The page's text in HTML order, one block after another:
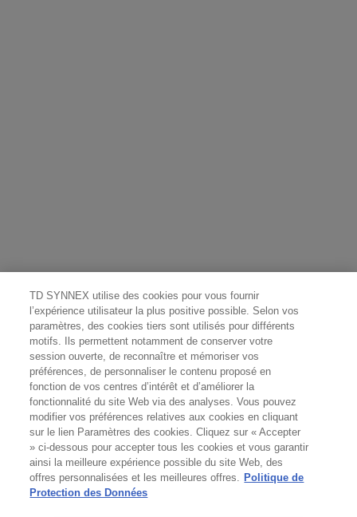
TD SYNNEX utilise des cookies pour vous fournir
l’expérience utilisateur la plus positive possible. Selon vos
paramètres, des cookies tiers sont utilisés pour différents
motifs. Ils permettent notamment de conserver votre
session ouverte, de reconnaître et mémoriser vos
préférences, de personnaliser le contenu proposé en
fonction de vos centres d’intérêt et d’améliorer la
fonctionnalité du site Web via des analyses. Vous pouvez
modifier vos préférences relatives aux cookies en cliquant
sur le lien Paramètres des cookies. Cliquez sur « Accepter
» ci-dessous pour accepter tous les cookies et vous garantir
ainsi la meilleure expérience possible du site Web, des
offres personnalisées et les meilleures offres. Politique de
Protection des Données